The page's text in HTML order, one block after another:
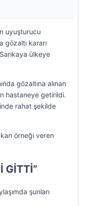
uyuşturucu
gözaltı kararı
ülkeye
gözaltına alınan
hastaneye getirildi.
rahat şekilde
örneği veren
GİTTİ”
şunları